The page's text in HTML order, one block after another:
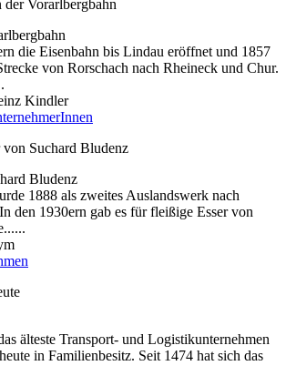
die Eisenbahn bis Lindau eröffnet und 1857
von Rorschach nach Rheineck und Chur.
Kindler
Bludenz
1888 als zweites Auslandswerk nach
den 1930ern gab es für fleißige Esser von
älteste Transport- und Logistikunternehmen
in Familienbesitz. Seit 1474 hat sich das